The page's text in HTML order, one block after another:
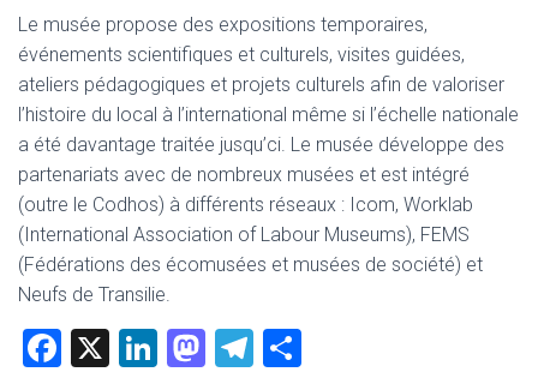
Le musée propose des expositions temporaires,
événements scientifiques et culturels, visites guidées,
ateliers pédagogiques et projets culturels afin de valoriser
l’histoire du local à l’international même si l’échelle nationale
a été davantage traitée jusqu’ci. Le musée développe des
partenariats avec de nombreux musées et est intégré
(outre le Codhos) à différents réseaux : Icom, Worklab
(International Association of Labour Museums), FEMS
(Fédérations des écomusées et musées de société) et
Neufs de Transilie.
F
X
Li
M T